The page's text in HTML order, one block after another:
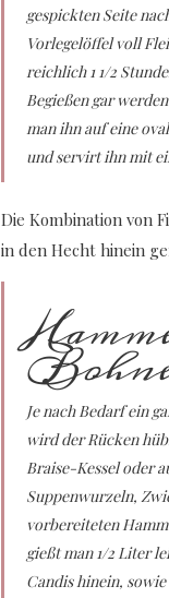
gespickten Seite
Vorlegelöffel voll
reichlich 1 1/2
Begießen gar
man ihn auf eine
und servirt ihn mit
Die Kombination von
in den Hecht hinein
Je nach Bedarf ein
wird der Rücken
Braise-Kessel oder
Suppenwurzeln,
vorbereiteten
gießt man 1/2 Liter
Candis hinein,